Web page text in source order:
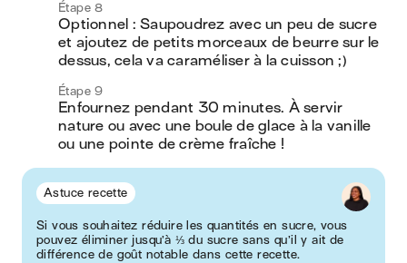
Étape 8
Optionnel : Saupoudrez avec un peu de sucre
et ajoutez de petits morceaux de beurre sur le
dessus, cela va caraméliser à la cuisson ;)
Étape 9
Enfournez pendant 30 minutes. À servir
nature ou avec une boule de glace à la vanille
ou une pointe de crème fraîche !
Astuce recette
Si vous souhaitez réduire les quantités en sucre, vous
pouvez éliminer jusqu’à ⅓ du sucre sans qu’il y ait de
différence de goût notable dans cette recette.